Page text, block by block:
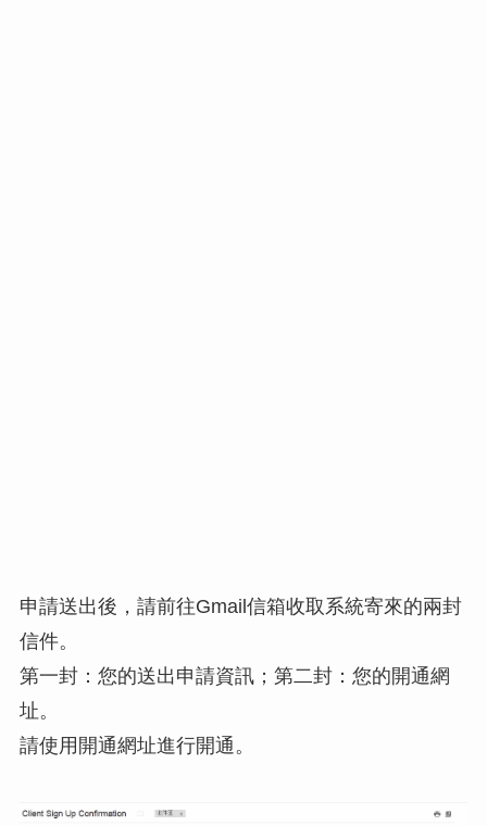
申請送出後，請前往Gmail信箱收取系統寄來的兩封
信件。
第一封：您的送出申請資訊；第二封：您的開通網
址。
請使用開通網址進行開通。